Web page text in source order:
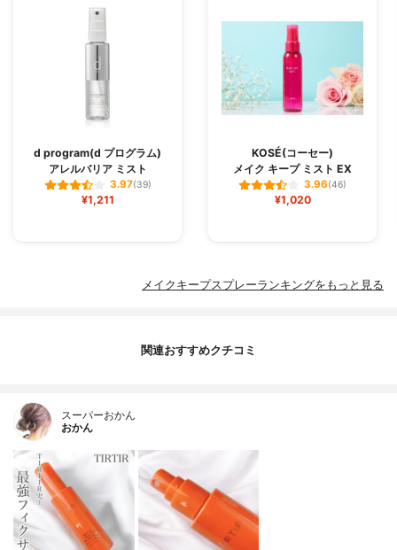
d program(d プログラム)
アレルバリア ミスト
3.97(39)
¥1,211
KOSÉ(コーセー)
メイク キープ ミスト EX
3.96(46)
¥1,020
メイクキープスプレーランキングをもっと見る
関連おすすめクチコミ
スーパーおかん
おかん